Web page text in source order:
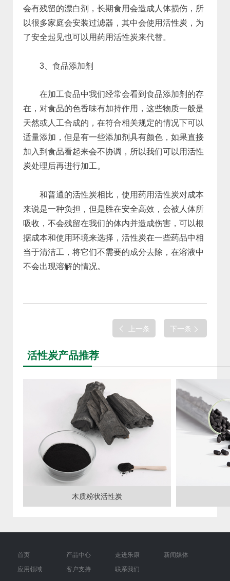
会有残留的漂白剂，长期食用会造成人体损伤，所
以很多家庭会安装过滤器，其中会使用活性炭，为
了安全起见也可以用药用活性炭来代替。
3、食品添加剂
在加工食品中我们经常会看到食品添加剂的存
在，对食品的色香味有加持作用，这些物质一般是
天然或人工合成的，在符合相关规定的情况下可以
适量添加，但是有一些添加剂具有颜色，如果直接
加入到食品看起来会不协调，所以我们可以用活性
炭处理后再进行加工。
和普通的活性炭相比，使用药用活性炭对成本
来说是一种负担，但是胜在安全高效，会被人体所
吸收，不会残留在我们的体内并造成伤害，可以根
据成本和使用环境来选择，活性炭在一些药品中相
当于清洁工，将它们不需要的成分去除，在溶液中
不会出现溶解的情况。
上一条 下一条
活性炭产品推荐
木质粉状活性炭
首页 产品中心 走进乐康
新闻媒体
应用领域
客户支持 联系我们